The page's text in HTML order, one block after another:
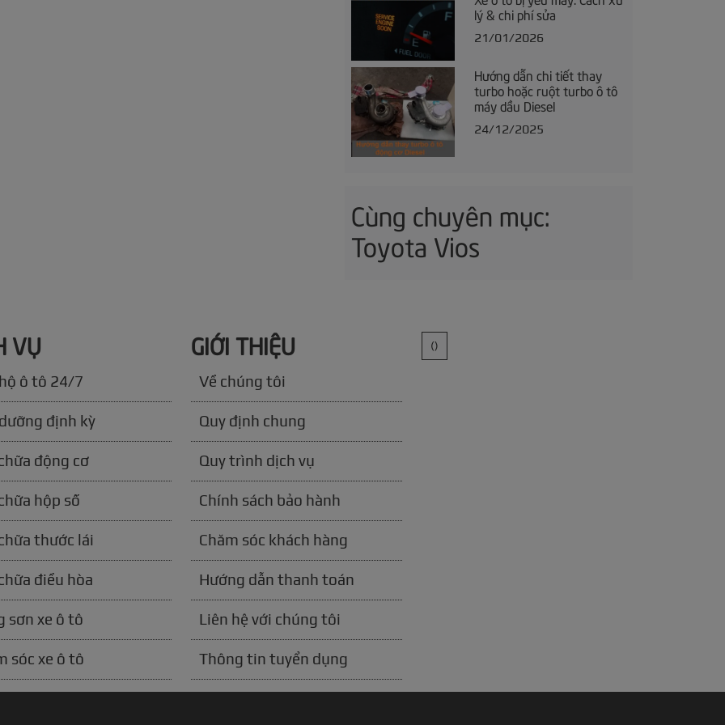
lý & chi phí sửa
21/01/2026
Hướng dẫn chi tiết thay
turbo hoặc ruột turbo ô tô
máy dầu Diesel
24/12/2025
Cùng chuyên mục:
Toyota Vios
VỤ
ô tô 24/7
định kỳ
động cơ
hộp số
thước lái
điều hòa
sơn xe ô tô
sóc xe ô tô
GIỚI THIỆU
Về chúng tôi
Quy định chung
Quy trình dịch vụ
Chính sách bảo hành
Chăm sóc khách hàng
Hướng dẫn thanh toán
Liên hệ với chúng tôi
Thông tin tuyển dụng
()